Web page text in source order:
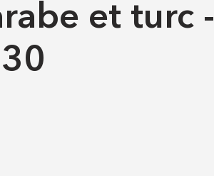
et turc -